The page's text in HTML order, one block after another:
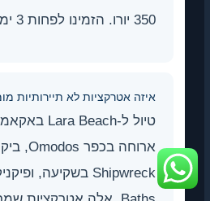
350 יורו. הזמינו לפחות 3 ימים מראש.
איזה אטרקציות לא תיירותיות